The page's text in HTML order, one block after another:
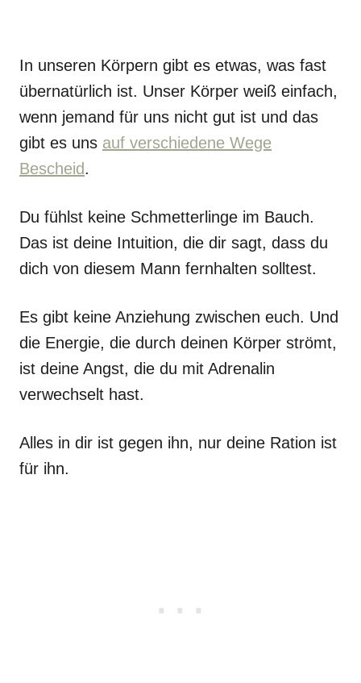
In unseren Körpern gibt es etwas, was fast
übernatürlich ist. Unser Körper weiß einfach,
wenn jemand für uns nicht gut ist und das
gibt es uns auf verschiedene Wege
Bescheid.
Du fühlst keine Schmetterlinge im Bauch.
Das ist deine Intuition, die dir sagt, dass du
dich von diesem Mann fernhalten solltest.
Es gibt keine Anziehung zwischen euch. Und
die Energie, die durch deinen Körper strömt,
ist deine Angst, die du mit Adrenalin
verwechselt hast.
Alles in dir ist gegen ihn, nur deine Ration ist
für ihn.